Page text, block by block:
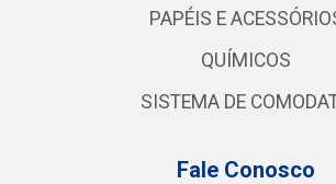
PAPÉIS E
QUÍMICOS
SISTEMA DE
Fale Conosco